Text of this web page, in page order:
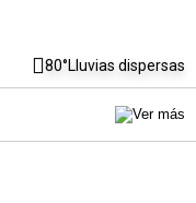
80°Lluvias dispersas